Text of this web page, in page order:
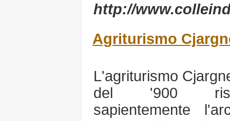
http://
Agriturismo
L'agriturismo
del '900
sapientemente